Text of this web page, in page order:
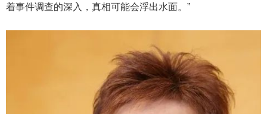
着事件调查的深入，真相可能会浮出水面。”